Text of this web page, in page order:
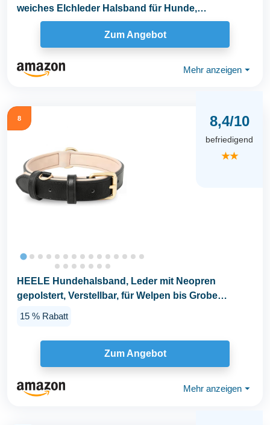
weiches Elchleder Halsband für Hunde,
fellschonend...
Zum Angebot
Mehr anzeigen ⏷
8 8,4/10
befriedigend
★★
HEELE Hundehalsband, Leder mit Neopren
gepolstert, Verstellbar, für Welpen bis Grobe
15 % Rabatt
Zum Angebot
Mehr anzeigen ⏷